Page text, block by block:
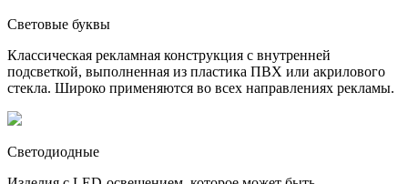
Световые буквы
Классическая рекламная конструкция с внутренней
подсветкой, выполненная из пластика ПВХ или акрилового
стекла. Широко применяются во всех направлениях рекламы.
Светодиодные